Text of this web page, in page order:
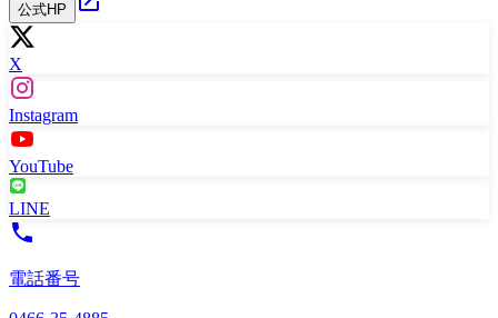
公式HP
X
Instagram
YouTube
LINE
電話番号